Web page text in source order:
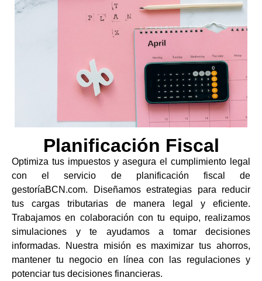
Planificación Fiscal
Optimiza tus impuestos y asegura el cumplimiento legal
con el servicio de planificación fiscal de
gestoríaBCN.com. Diseñamos estrategias para reducir
tus cargas tributarias de manera legal y eficiente.
Trabajamos en colaboración con tu equipo, realizamos
simulaciones y te ayudamos a tomar decisiones
informadas. Nuestra misión es maximizar tus ahorros,
mantener tu negocio en línea con las regulaciones y
potenciar tus decisiones financieras.